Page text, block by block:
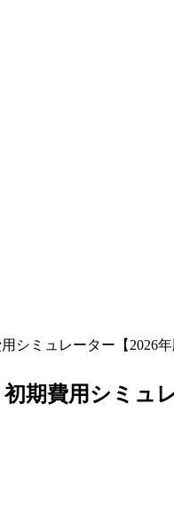
シミュレーター【2026年
期費用シミュ